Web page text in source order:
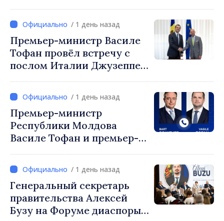
посол Турции Уйгар
Мустафа Сертел/ 1 день назад
Премьер-министр Василе
Тофан провёл встречу с
послом Италии Джузеппе
/ 1 день назад
Премьер-министр
Республики Молдова
Василе Тофан и премьер-
Вевер обсудили
европейский путь
Республики Молдова
/ 1 день назад
Генеральный секретарь
правительства Алексей
Бузу на Форуме диаспоры: